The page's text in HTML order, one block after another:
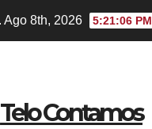
Ago 8th, 2026 5:21:07 PM
Telo Contamos